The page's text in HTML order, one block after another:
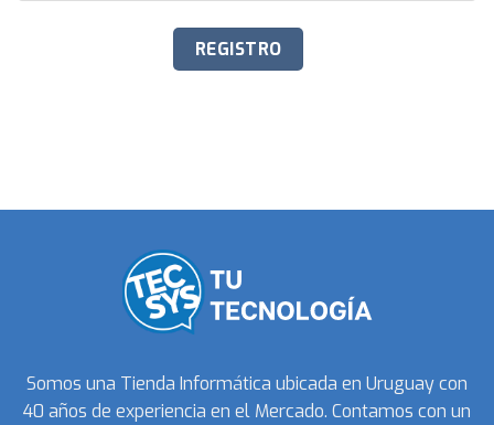
Somos una Tienda Informática ubicada en Uruguay con
40 años de experiencia en el Mercado. Contamos con un